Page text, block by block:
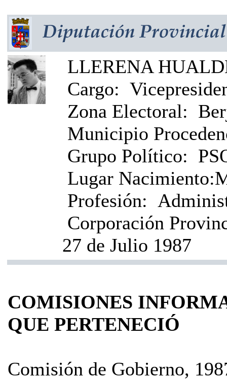
LLERENA
Cargo:
Zona Electoral:
Municipio
Grupo Político:
Lugar Nacimiento:
Profesión:
Corporación
27 de Julio 1987
COMISIONES
QUE PERTENECIÓ
Comisión de Gobierno,